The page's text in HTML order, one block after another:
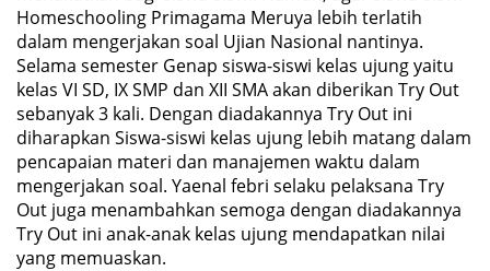
Homeschooling Primagama Meruya lebih terlatih
dalam mengerjakan soal Ujian Nasional nantinya.
Selama semester Genap siswa-siswi kelas ujung yaitu
kelas VI SD, IX SMP dan XII SMA akan diberikan Try Out
sebanyak 3 kali. Dengan diadakannya Try Out ini
diharapkan Siswa-siswi kelas ujung lebih matang dalam
pencapaian materi dan manajemen waktu dalam
mengerjakan soal. Yaenal febri selaku pelaksana Try
Out juga menambahkan semoga dengan diadakannya
Try Out ini anak-anak kelas ujung mendapatkan nilai
yang memuaskan.